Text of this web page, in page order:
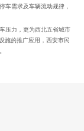
需求及车辆流动规律，
压力，更为西北五省城市
施的推广应用，西安市民